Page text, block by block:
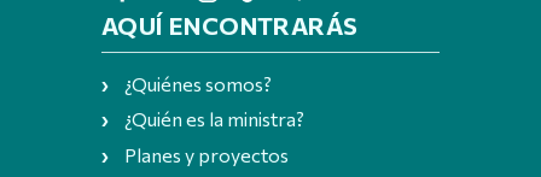
AQUÍ ENCONTRARÁS
¿Quiénes somos?
¿Quién es la ministra?
Planes y proyectos